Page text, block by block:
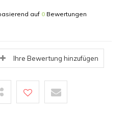
auf 0 Bewertungen
Ihre Bewertung hinzufügen